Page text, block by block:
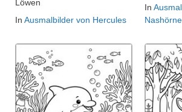
Löwen
In Ausmalbilder von Hercules
In